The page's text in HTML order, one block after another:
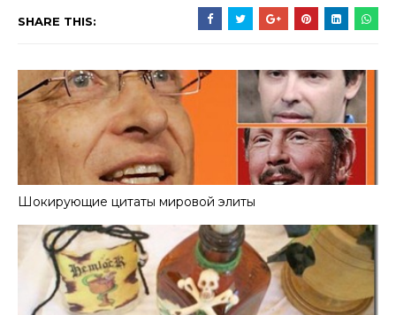
SHARE THIS:
Шокирующие цитаты мировой элиты